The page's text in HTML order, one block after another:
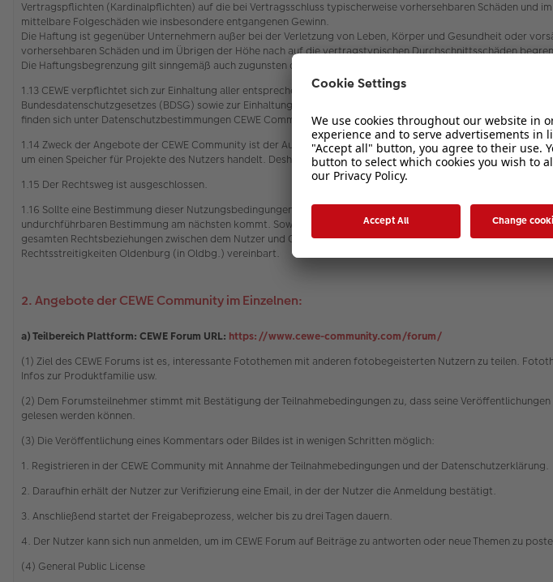
Vertragspflichten (Kardinalpflichten) auf die bei Vertragsschluss typischerweise vorhersehbaren Schäden und
mittelbare Folgeschäden wie insbesondere entgangenen Gewinn.
Die Haftung ist gegenüber Unternehmern außer bei der Verletzung von Leben, Körper und Gesundheit oder
vorhersehbaren Schäden und im Übrigen der Höhe nach auf die vertragstypischen Durchschnittsschäden
Die Haftungsbegrenzung gilt sinngemäß auch zugunsten der Mitarbeiter und Erfüllungsgehilfen von CEWE.
1.13 CEWE verpflichtet sich zur Einhaltung aller entsprechenden geltenden datenschutzrechtlichen
Bundesdatenschutzgesetzes (BDSG) sowie zur Einhaltung des Gesetzes über den Datenschutz und den
finden sich unter Datenschutzbestimmungen CEWE Community
1.14 Zweck der Angebote der CEWE Community ist der Austausch zwischen fotobegeisterten Personen und
um einen Speicher für Projekte des Nutzers handelt. Deshalb wird eine Haftung für etwaigen Datenverlust
1.15 Der Rechtsweg ist ausgeschlossen.
1.16 Sollte eine Bestimmung dieser Nutzungsbedingungen unwirksam oder undurchführbar sein, tritt an ihre
undurchführbaren Bestimmung am nächsten kommt. Soweit dies für eine Partei eine unzumutbare Härte
gesamten Rechtsbeziehungen zwischen dem Nutzer und CEWE gilt das Recht der Bundesrepublik
Rechtsstreitigkeiten Oldenburg (in Oldbg.) vereinbart.
2. Angebote der CEWE Community im Einzelnen:
a) Teilbereich Plattform: CEWE Forum URL: https://www.cewe-community.com/forum/
(1) Ziel des CEWE Forums ist es, interessante Fotothemen mit anderen fotobegeisterten Nutzern zu teilen.
Infos zur Produktfamilie usw.
(2) Dem Forumsteilnehmer stimmt mit Bestätigung der Teilnahmebedingungen zu, dass seine
gelesen werden können.
(3) Die Veröffentlichung eines Kommentars oder Bildes ist in wenigen Schritten möglich:
1. Registrieren in der CEWE Community mit Annahme der Teilnahmebedingungen und der Datenschutzerklärung.
2. Daraufhin erhält der Nutzer zur Verifizierung eine Email, in der der Nutzer die Anmeldung bestätigt.
3. Anschließend startet der Freigabeprozess, welcher bis zu drei Tagen dauern.
4. Der Nutzer kann sich nun anmelden, um im CEWE Forum auf Beiträge zu antworten oder neue Themen zu
(4) General Public License